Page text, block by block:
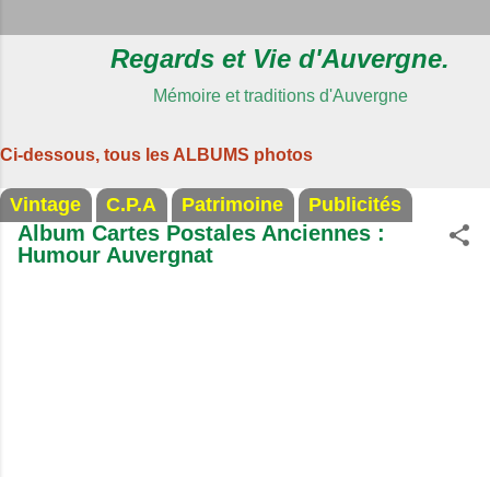
Regards et Vie d'Auvergne.
Mémoire et traditions d'Auvergne
Ci-dessous, tous les ALBUMS photos
Vintage C.P.A Patrimoine Publicités
Album Cartes Postales Anciennes :
Humour Auvergnat